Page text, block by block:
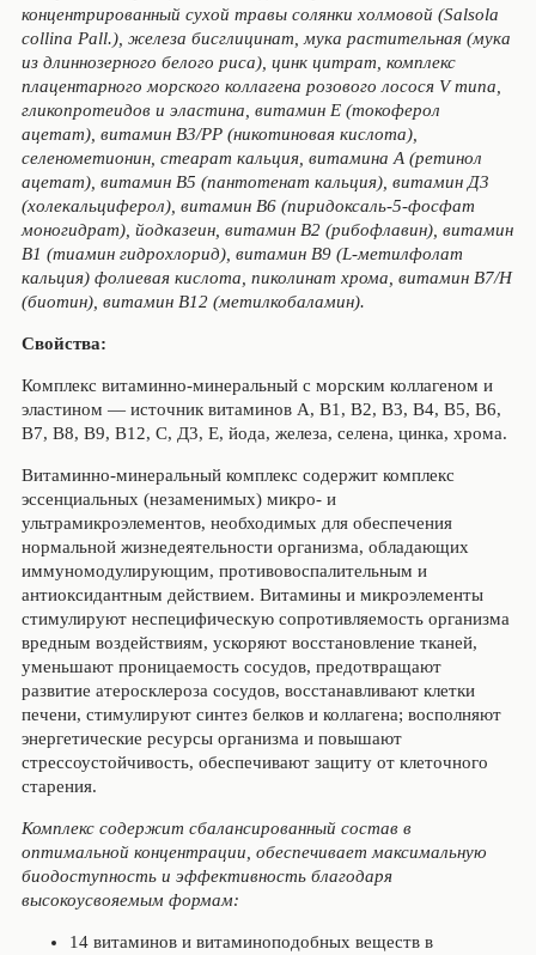
концентрированный сухой травы солянки холмовой (Salsola
collina Pall.), железа бисглицинат, мука растительная (мука
из длиннозерного белого риса), цинк цитрат, комплекс
плацентарного морского коллагена розового лосося V типа,
гликопротеидов и эластина, витамин Е (токоферол
ацетат), витамин В3/РР (никотиновая кислота),
селенометионин, стеарат кальция, витамина А (ретинол
ацетат), витамин В5 (пантотенат кальция), витамин Д3
(холекальциферол), витамин В6 (пиридоксаль-5-фосфат
моногидрат), йодказеин, витамин В2 (рибофлавин), витамин
В1 (тиамин гидрохлорид), витамин В9 (L-метилфолат
кальция) фолиевая кислота, пиколинат хрома, витамин В7/Н
(биотин), витамин В12 (метилкобаламин).
Свойства:
Комплекс витаминно-минеральный с морским коллагеном и
эластином — источник витаминов А, В1, В2, В3, В4, В5, В6,
В7, В8, В9, В12, С, Д3, Е, йода, железа, селена, цинка, хрома.
Витаминно-минеральный комплекс содержит комплекс
эссенциальных (незаменимых) микро- и
ультрамикроэлементов, необходимых для обеспечения
нормальной жизнедеятельности организма, обладающих
иммуномодулирующим, противовоспалительным и
антиоксидантным действием. Витамины и микроэлементы
стимулируют неспецифическую сопротивляемость организма
вредным воздействиям, ускоряют восстановление тканей,
уменьшают проницаемость сосудов, предотвращают
развитие атеросклероза сосудов, восстанавливают клетки
печени, стимулируют синтез белков и коллагена; восполняют
энергетические ресурсы организма и повышают
стрессоустойчивость, обеспечивают защиту от клеточного
старения.
Комплекс содержит сбалансированный состав в
оптимальной концентрации, обеспечивает максимальную
биодоступность и эффективность благодаря
высокоусвояемым формам:
14 витаминов и витаминоподобных веществ в